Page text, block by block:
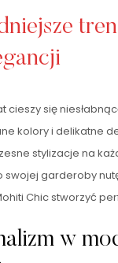
cieszy się
kolory i delikatne
stylizacje na
garderoby
Chic stworzyć
w